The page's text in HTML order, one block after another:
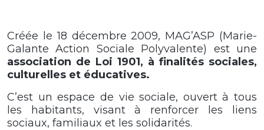
Créée le 18 décembre 2009, MAG’ASP (Marie-
Galante Action Sociale Polyvalente) est une
association de Loi 1901, à finalités sociales,
culturelles et éducatives.
C’est un espace de vie sociale, ouvert à tous
les habitants, visant à renforcer les liens
sociaux, familiaux et les solidarités.